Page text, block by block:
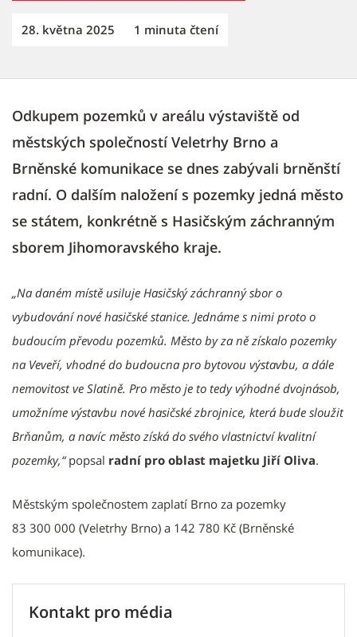
28. května 2025 1 minuta čtení
Odkupem pozemků v areálu výstaviště od
městských společností Veletrhy Brno a
Brněnské komunikace se dnes zabývali brněnští
radní. O dalším naložení s pozemky jedná město
se státem, konkrétně s Hasičským záchranným
sborem Jihomoravského kraje.
„Na daném místě usiluje Hasičský záchranný sbor o
vybudování nové hasičské stanice. Jednáme s nimi proto o
budoucím převodu pozemků. Město by za ně získalo pozemky
na Veveří, vhodné do budoucna pro bytovou výstavbu, a dále
nemovitost ve Slatině. Pro město je to tedy výhodné dvojnásob,
umožníme výstavbu nové hasičské zbrojnice, která bude sloužit
Brňanům, a navíc město získá do svého vlastnictví kvalitní
pozemky,“popsal radní pro oblast majetku Jiří Oliva.
Městským společnostem zaplatí Brno za pozemky
83 300 000 (Veletrhy Brno) a 142 780 Kč (Brněnské
komunikace).
Kontakt pro média